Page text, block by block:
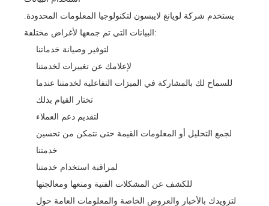
يستخدم شركة لويانغ لايبسون لتكنولوجيا المعلومات المحدودة.
البيانات التي تم جمعها لأغراض مختلفة:
لتوفير وصيانة خدماتنا
لإعلامك عن تغييرات لخدمتنا
للسماح لك بالمشاركة في الميزات التفاعلية لخدمتنا عندما
تختار القيام بذلك
لتقديم دعم العملاء
لجمع التحليل أو المعلومات القيمة حتى نتمكن من تحسين
خدمتنا
لمراقبة استخدام خدمتنا
للكشف عن المشكلات الفنية ومنعها ومعالجتها
لتزويدك بالأخبار والعروض الخاصة والمعلومات العامة حول